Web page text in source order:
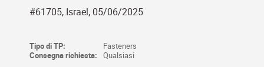
#61705, Israel, 05/06/2025
Tipo di TP:
Fasteners
Consegna richiesta:
Qualsiasi